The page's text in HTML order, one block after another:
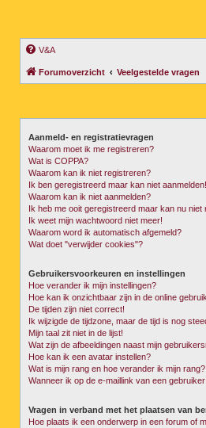
V&A
Forumoverzicht Veelgestelde vragen
Aanmeld- en registratievragen
Waarom moet ik me registreren?
Wat is COPPA?
Waarom kan ik niet registreren?
Ik ben geregistreerd maar kan niet aanmelden!
Waarom kan ik niet aanmelden?
Ik heb me ooit geregistreerd maar kan nu niet
Ik weet mijn wachtwoord niet meer!
Waarom word ik automatisch afgemeld?
Wat doet "verwijder cookies"?
Gebruikersvoorkeuren en instellingen
Hoe verander ik mijn instellingen?
Hoe kan ik onzichtbaar zijn in de online
De tijden zijn niet correct!
Ik wijzigde de tijdzone, maar de tijd is nog
Mijn taal zit niet in de lijst!
Wat zijn de afbeeldingen naast mijn
Hoe kan ik een avatar instellen?
Wat is mijn rang en hoe verander ik mijn rang?
Wanneer ik op de e-maillink van een
Vragen in verband met het plaatsen van
Hoe plaats ik een onderwerp in een forum of